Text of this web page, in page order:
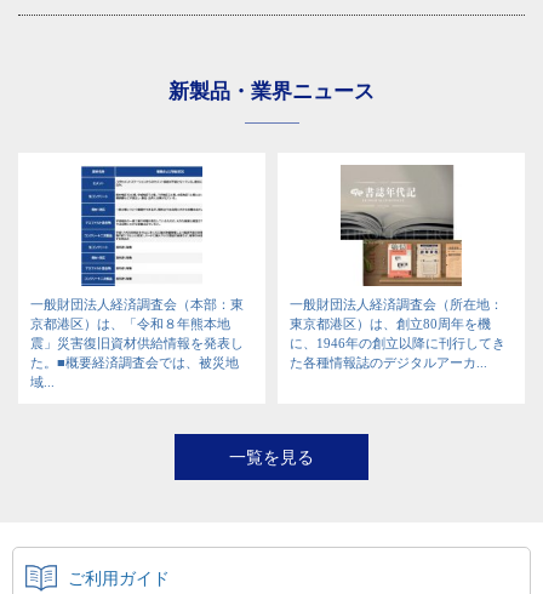
新製品・業界ニュース
一般財団法人経済調査会（本部：東
京都港区）は、「令和８年熊本地
震」災害復旧資材供給情報を発表し
た。■概要経済調査会では、被災地
域...
一般財団法人経済調査会（所在地：
東京都港区）は、創立80周年を機
に、1946年の創立以降に刊行してき
た各種情報誌のデジタルアーカ...
一覧を見る
ご利用ガイド